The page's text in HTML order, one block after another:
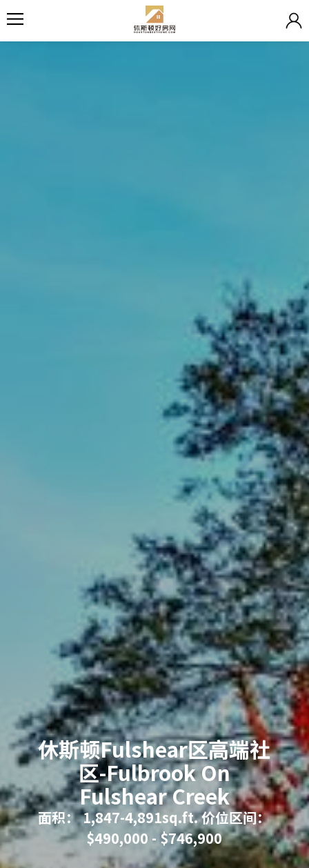
休斯顿Fulshear区高端社
区-Fulbrook On
Fulshear Creek
面积： 1,847-4,891sq.ft. 价位区间：
$490,000 - $746,900